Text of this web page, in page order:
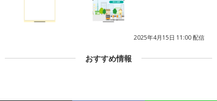
2025年4月15日 11:00 配信
おすすめ情報